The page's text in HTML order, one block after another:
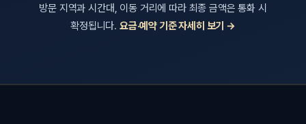
방문 지역과 시간대, 이동 거리에 따라 최종 금액은 통화 시
확정됩니다. 요금·예약 기준 자세히 보기 →